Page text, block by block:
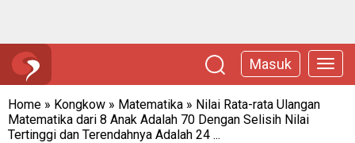
Masuk
Home » Kongkow » Matematika » Nilai Rata-rata Ulangan
Matematika dari 8 Anak Adalah 70 Dengan Selisih Nilai
Tertinggi dan Terendahnya Adalah 24 ...